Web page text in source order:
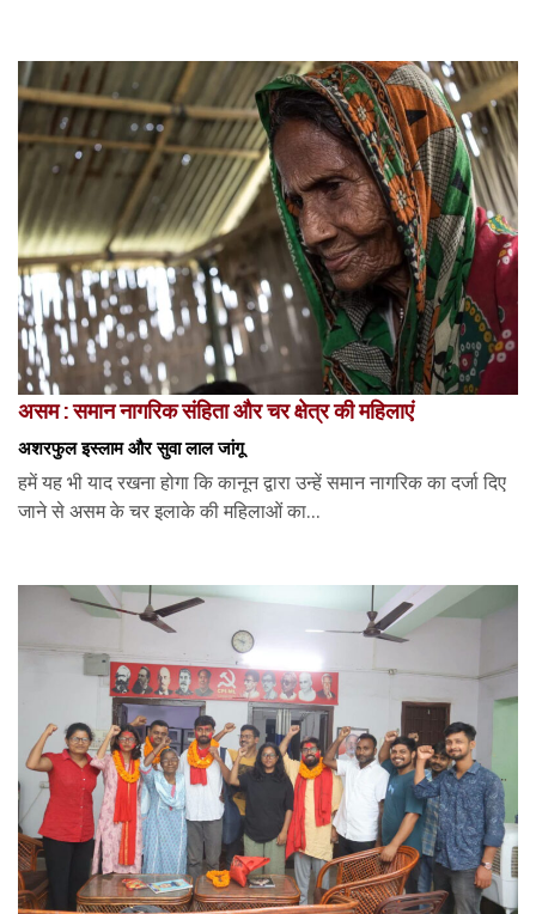
असम : समान नागरिक संहिता और चर क्षेत्र की महिलाएं
अशरफुल इस्लाम और सुवा लाल जांगू
हमें यह भी याद रखना होगा कि कानून द्वारा उन्हें समान नागरिक का दर्जा दिए
जाने से असम के चर इलाके की महिलाओं का...